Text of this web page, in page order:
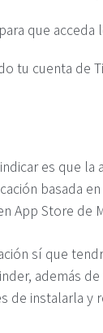
que
tu cuenta de
es que la
basada
App Store de
sí que
además
de instalarla y